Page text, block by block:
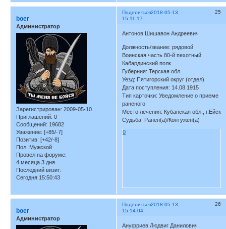
Поделиться 25
2018-05-13
15:11:17
boer
Администратор
Зарегистрирован: 2009-05-10
Приглашений: 0
Сообщений: 19682
Уважение: [+85/-7]
Позитив: [+42/-8]
Пол: Мужской
Провел на форуме:
4 месяца 3 дня
Последний визит:
Сегодня 15:50:43
Антонов Шишавон Андреевич
Должность/звание: рядовой
Воинская часть 80-й пехотный
Кабардинский полк
Губерния: Терская обл.
Уезд: Пятигорский округ (отдел)
Дата поступления: 14.08.1915
Тип карточки: Уведомление о приеме
раненого
Место лечения: Кубанская обл., г.Ейск
Судьба: Ранен(а)/Контужен(а)
0
Поделиться 26
2018-05-13
15:14:04
boer
Администратор
Ануфриев Людвиг Данилович